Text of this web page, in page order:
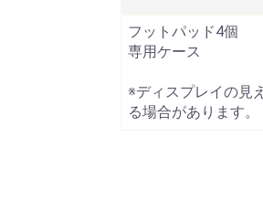
フットパッド4個
専用ケース
※ディスプレイの見
る場合があります。